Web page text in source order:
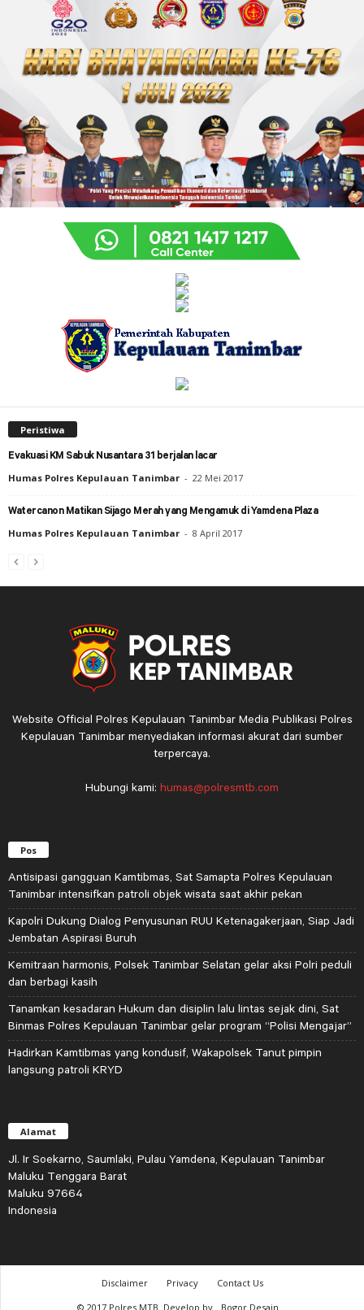
Peristiwa
Evakuasi KM Sabuk Nusantara 31 berjalan lacar
Humas Polres Kepulauan Tanimbar - 22 Mei 2017
Watercanon Matikan Sijago Merah yang Mengamuk di Yamdena Plaza
Humas Polres Kepulauan Tanimbar - 8 April 2017
Website Official Polres Kepulauan Tanimbar Media Publikasi Polres
Kepulauan Tanimbar menyediakan informasi akurat dari sumber
terpercaya.
Hubungi kami: humas@polresmtb.com
Pos
Antisipasi gangguan Kamtibmas, Sat Samapta Polres Kepulauan
Tanimbar intensifkan patroli objek wisata saat akhir pekan
Kapolri Dukung Dialog Penyusunan RUU Ketenagakerjaan, Siap Jadi
Jembatan Aspirasi Buruh
Kemitraan harmonis, Polsek Tanimbar Selatan gelar aksi Polri peduli
dan berbagi kasih
Tanamkan kesadaran Hukum dan disiplin lalu lintas sejak dini, Sat
Binmas Polres Kepulauan Tanimbar gelar program “Polisi Mengajar”
Hadirkan Kamtibmas yang kondusif, Wakapolsek Tanut pimpin
langsung patroli KRYD
Alamat
Jl. Ir Soekarno, Saumlaki, Pulau Yamdena, Kepulauan Tanimbar
Maluku Tenggara Barat
Maluku 97664
Indonesia
Disclaimer Privacy
Contact Us
© 2017 Polres MTB. Develop by
Bogor Desain